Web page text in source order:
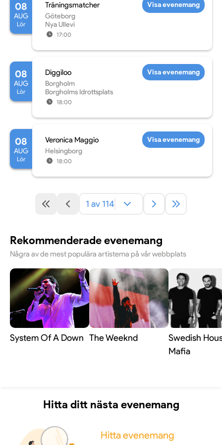
08
AUG
Lör
Träningsmatcher
Göteborg
Nya Ullevi
17:00
Visa evenemang
08
AUG
Lör
Diggiloo
Borgholm
Borgholms Idrottsplats
18:00
Visa evenemang
08
AUG
Lör
Veronica Maggio
Helsingborg
18:00
Visa evenemang
1 av 114
Rekommenderade evenemang
Några av de mest populära artisterna på vår webbplats
System Of A Down The Weeknd
Swedish
Mafia
Hitta ditt nästa evenemang
Hitta evenemang